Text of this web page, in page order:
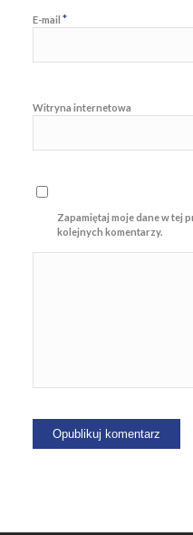
E-mail *
Witryna internetowa
Zapamiętaj moje dane w tej
kolejnych komentarzy.